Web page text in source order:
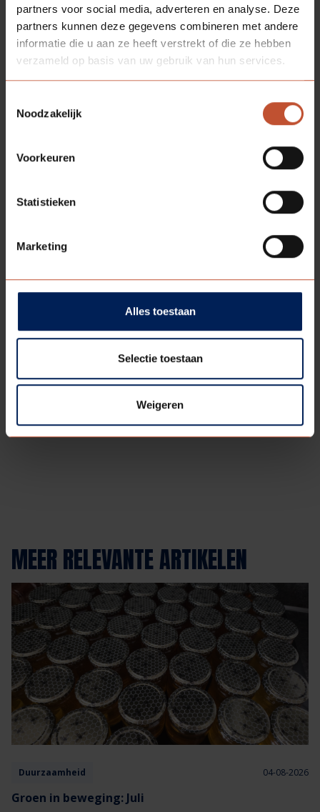
partners voor social media, adverteren en analyse. Deze
partners kunnen deze gegevens combineren met andere
informatie die u aan ze heeft verstrekt of die ze hebben
verzameld op basis van uw gebruik van hun services.
Noodzakelijk
Voorkeuren
Statistieken
Marketing
Alles toestaan
Selectie toestaan
Weigeren
wat wij tot de dag van vandaag met deze uitvinding
doen?
Lees meer
Deel
deze
pagina:
MEER RELEVANTE ARTIKELEN
Duurzaamheid 04-08-2026
Groen in beweging: Juli